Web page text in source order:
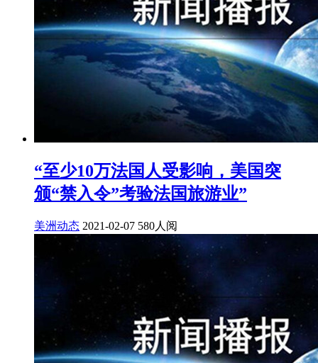
“至少10万法国人受影响，美国突
颁“禁入令”考验法国旅游业”
美洲动态 2021-02-07 580人阅